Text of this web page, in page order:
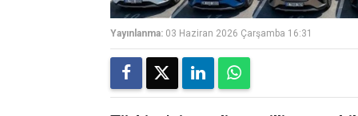
Yayınlanma: 03 Haziran 2026 Çarşamba 16:31